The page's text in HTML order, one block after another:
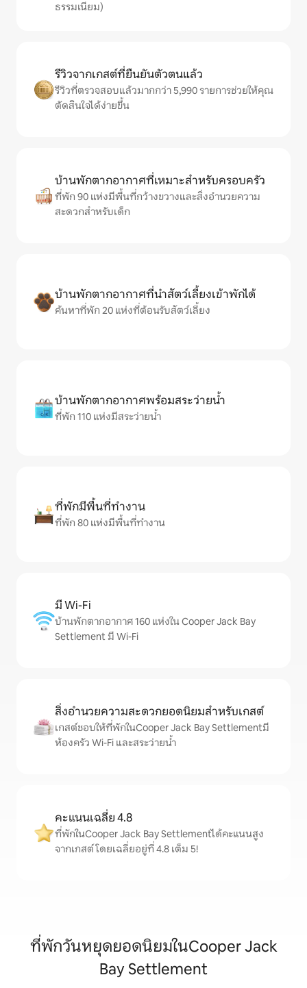
ธรรมเนียม)
รีวิวจากเกสต์ที่ยืนยันตัวตนแล้ว
รีวิวที่ตรวจสอบแล้วมากกว่า 5,990 รายการช่วยให้คุณ
ตัดสินใจได้ง่ายขึ้น
บ้านพักตากอากาศที่เหมาะสำหรับครอบครัว
ที่พัก 90 แห่งมีพื้นที่กว้างขวางและสิ่งอำนวยความ
สะดวกสำหรับเด็ก
บ้านพักตากอากาศที่นำสัตว์เลี้ยงเข้าพักได้
ค้นหาที่พัก 20 แห่งที่ต้อนรับสัตว์เลี้ยง
บ้านพักตากอากาศพร้อมสระว่ายน้ำ
ที่พัก 110 แห่งมีสระว่ายน้ำ
ที่พักมีพื้นที่ทำงาน
ที่พัก 80 แห่งมีพื้นที่ทำงาน
มี Wi-Fi
บ้านพักตากอากาศ 160 แห่งใน Cooper Jack Bay
Settlement มี Wi-Fi
สิ่งอำนวยความสะดวกยอดนิยมสำหรับเกสต์
เกสต์ชอบให้ที่พักในCooper Jack Bay Settlementมี
ห้องครัว Wi-Fi และสระว่ายน้ำ
คะแนนเฉลี่ย 4.8
ที่พักในCooper Jack Bay Settlementได้คะแนนสูง
จากเกสต์ โดยเฉลี่ยอยู่ที่ 4.8 เต็ม 5!
ที่พักวันหยุดยอดนิยมในCooper Jack
Bay Settlement